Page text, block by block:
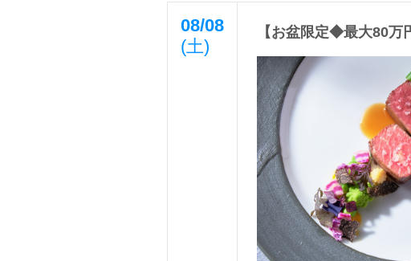
08/08
(土)
【お盆限定◆最大80万